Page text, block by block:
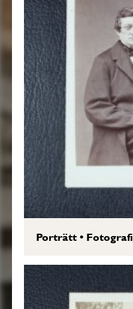
Porträtt• Fotografi